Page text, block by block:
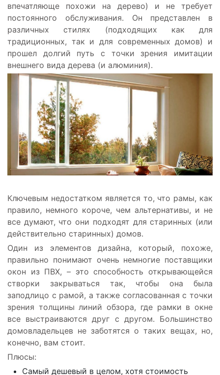
впечатляюще похожи на дерево) и не требует
постоянного обслуживания. Он представлен в
различных стилях (подходящих как для
традиционных, так и для современных домов) и
прошел долгий путь с точки зрения имитации
внешнего вида дерева (и алюминия).
Ключевым недостатком является то, что рамы, как
правило, немного короче, чем альтернативы, и не
все думают, что они подходят для старинных (или
действительно старинных) домов.
Один из элементов дизайна, который, похоже,
правильно понимают очень немногие поставщики
окон из ПВХ, – это способность открывающейся
створки закрываться так, чтобы она была
заподлицо с рамой, а также согласованная с точки
зрения толщины линий обзора, где рамки в окне
все выстраиваются друг с другом. Большинство
домовладельцев не заботятся о таких вещах, но,
конечно, вам стоит.
Плюсы:
Самый дешевый в целом, хотя стоимость